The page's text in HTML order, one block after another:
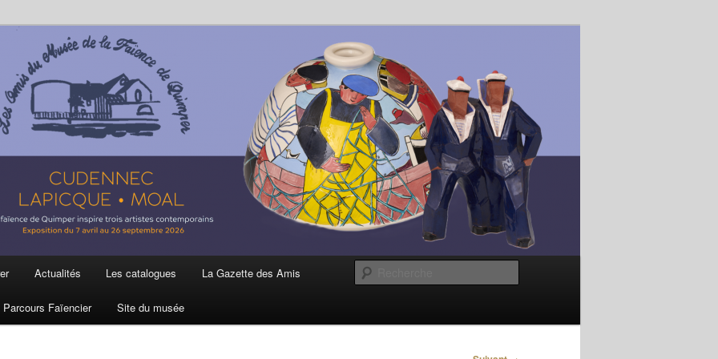
et de la Faïence de Quimper
Actualités Les catalogues La Gazette des Amis
Parcours Faïencier Site du musée